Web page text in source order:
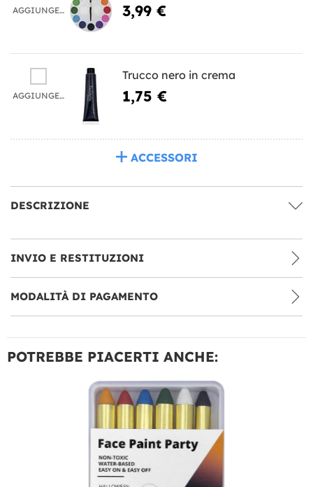
AGGIUNGERE 3,99 €
AGGIUNGERE
Trucco nero in crema
1,75 €
ACCESSORI
DESCRIZIONE
INVIO E RESTITUZIONI
MODALITÀ DI PAGAMENTO
POTREBBE PIACERTI ANCHE: